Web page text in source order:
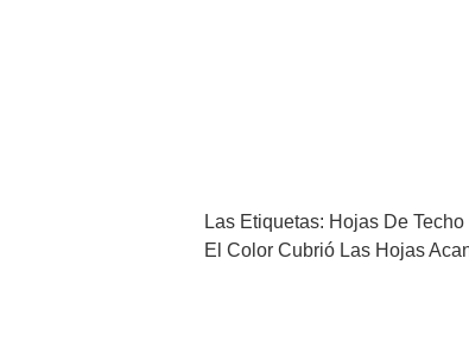
Las Etiquetas: Hojas De
El Color Cubrió Las Hojas